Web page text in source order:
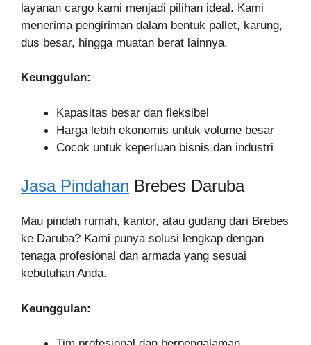
layanan cargo kami menjadi pilihan ideal. Kami
menerima pengiriman dalam bentuk pallet, karung,
dus besar, hingga muatan berat lainnya.
Keunggulan:
Kapasitas besar dan fleksibel
Harga lebih ekonomis untuk volume besar
Cocok untuk keperluan bisnis dan industri
Jasa Pindahan Brebes Daruba
Mau pindah rumah, kantor, atau gudang dari Brebes
ke Daruba? Kami punya solusi lengkap dengan
tenaga profesional dan armada yang sesuai
kebutuhan Anda.
Keunggulan: